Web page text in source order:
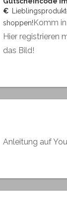
€
shoppen!Komm
Hier registrieren
das Bild!
Anleitung auf